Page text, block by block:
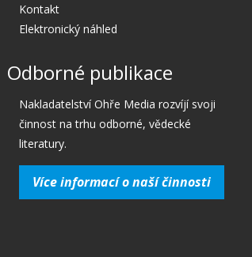
Kontakt
Elektronický náhled
Odborné publikace
Nakladatelství Ohře Media rozvíjí svoji
činnost na trhu odborné, vědecké
literatury.
Více informací o naší činnosti